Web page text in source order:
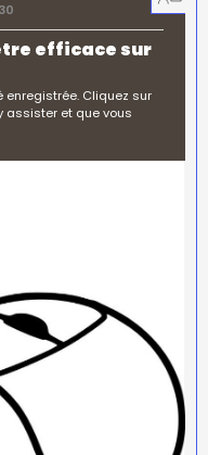
efficace sur
enregistrée. Cliquez sur
assister et que vous